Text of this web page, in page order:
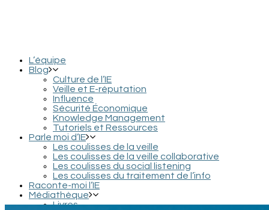
L’équipe
Blog
Culture de l’IE
Veille et E-réputation
Influence
Sécurité Économique
Knowledge Management
Tutoriels et Ressources
Parle moi d’IE
Les coulisses de la veille
Les coulisses de la veille collaborative
Les coulisses du social listening
Les coulisses du traitement de l’info
Raconte-moi l’IE
Médiathèque
Livres